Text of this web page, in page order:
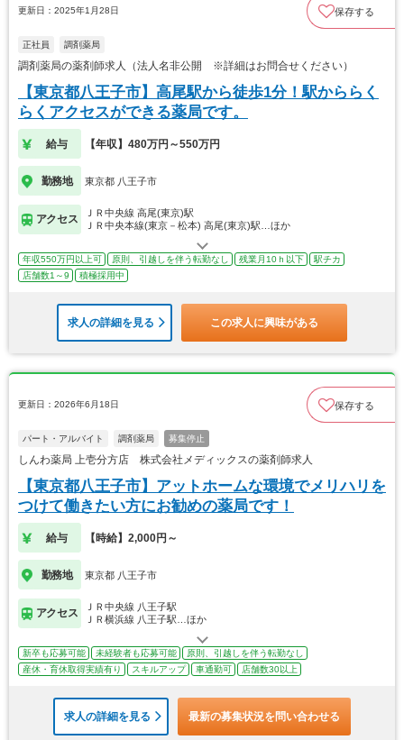
更新日：2025年1月28日 保存する
正社員 調剤薬局
調剤薬局の薬剤師求人（法人名非公開 ※詳細はお問合せください）
【東京都八王子市】高尾駅から徒歩1分！駅かららく
らくアクセスができる薬局です。
給与 【年収】480万円～550万円
勤務地 東京都 八王子市
アクセス
ＪＲ中央線 高尾(東京)駅
ＪＲ中央本線(東京－松本) 高尾(東京)駅…ほか
年収550万円以上可 原則、引越しを伴う転勤なし 残業月10ｈ以下
駅チカ
店舗数1～9
積極採用中
求人の詳細を見る この求人に興味がある
更新日：2026年6月18日 保存する
パート・アルバイト 調剤薬局 募集停止
しんわ薬局 上壱分方店 株式会社メディックスの薬剤師求人
【東京都八王子市】アットホームな環境でメリハリを
つけて働きたい方にお勧めの薬局です！
給与 【時給】2,000円～
勤務地 東京都 八王子市
アクセス
ＪＲ中央線 八王子駅
ＪＲ横浜線 八王子駅…ほか
新卒も応募可能 未経験者も応募可能
原則、引越しを伴う転勤なし
産休・育休取得実績有り
スキルアップ 車通勤可 店舗数30以上
求人の詳細を見る 最新の募集状況を問い合わせる